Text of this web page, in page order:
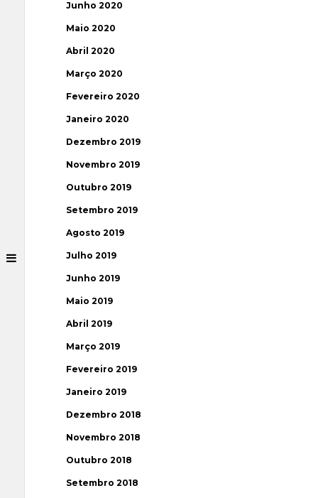
Junho 2020
Maio 2020
Abril 2020
Março 2020
Fevereiro 2020
Janeiro 2020
Dezembro 2019
Novembro 2019
Outubro 2019
Setembro 2019
Agosto 2019
Julho 2019
Junho 2019
Maio 2019
Abril 2019
Março 2019
Fevereiro 2019
Janeiro 2019
Dezembro 2018
Novembro 2018
Outubro 2018
Setembro 2018